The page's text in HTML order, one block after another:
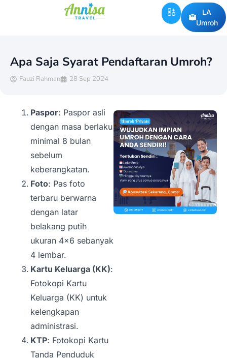
LA
Umroh
Apa Saja Syarat Pendaftaran Umroh?
Fauzi Rahman 28 Sep 2024
Paspor: Paspor asli
dengan masa berlaku
minimal 8 bulan
sebelum
keberangkatan.
Foto: Pas foto
terbaru berwarna
dengan latar
belakang putih
ukuran 4×6 sebanyak
4 lembar.
Kartu Keluarga (KK):
Fotokopi Kartu
Keluarga (KK) untuk
kelengkapan
administrasi.
KTP: Fotokopi Kartu
Tanda Penduduk